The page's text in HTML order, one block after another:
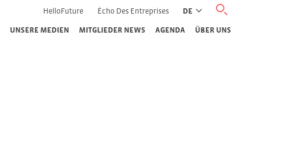
HelloFuture Écho Des Entreprises DE
UNSERE MEDIEN MITGLIEDER NEWS AGENDA ÜBER UNS